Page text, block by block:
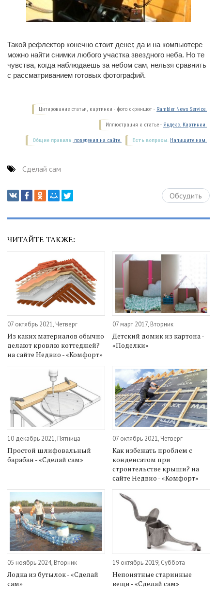
Такой рефлектор конечно стоит денег, да и на компьютере
можно найти снимки любого участка звездного неба. Но те
чувства, когда наблюдаешь за небом сам, нельзя сравнить
с рассматриванием готовых фотографий.
Цитирование статьи, картинки - фото скриншот - Rambler News Service.
Иллюстрация к статье - Яндекс. Картинки.
Есть вопросы. Напишите нам.
Общие правила поведения на сайте.
Сделай сам
Обсудить
ЧИТАЙТЕ ТАКЖЕ:
07 октябрь 2021, Четверг
Из каких материалов обычно
делают кровлю коттеджей?
на сайте Недвио - «Комфорт»
07 март 2017, Вторник
Детский домик из картона -
«Поделки»
10 декабрь 2021, Пятница
Простой шлифовальный
барабан - «Сделай сам»
07 октябрь 2021, Четверг
Как избежать проблем с
конденсатом при
строительстве крыши? на
сайте Недвио - «Комфорт»
05 ноябрь 2024, Вторник
Лодка из бутылок - «Сделай
сам»
19 октябрь 2019, Суббота
Непонятные старинные
вещи - «Сделай сам»